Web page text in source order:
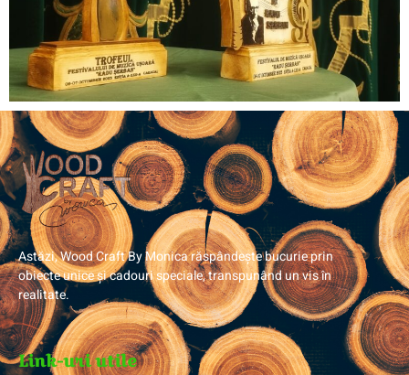
Astăzi, Wood Craft By Monica răspândește bucurie prin
obiecte unice și cadouri speciale, transpunând un vis în
realitate.
Link-uri utile